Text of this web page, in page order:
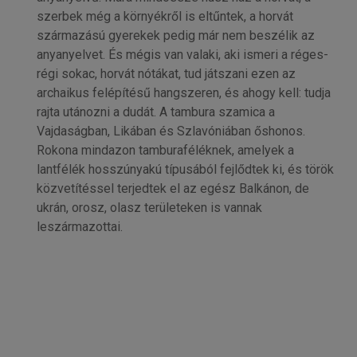
szerbek még a környékről is eltűntek, a horvát
származású gyerekek pedig már nem beszélik az
anyanyelvet. És mégis van valaki, aki ismeri a réges-
régi sokac, horvát nótákat, tud játszani ezen az
archaikus felépítésű hangszeren, és ahogy kell: tudja
rajta utánozni a dudát. A tambura szamica a
Vajdaságban, Likában és Szlavóniában őshonos.
Rokona mindazon tamburaféléknek, amelyek a
lantfélék hosszúnyakú típusából fejlődtek ki, és török
közvetítéssel terjedtek el az egész Balkánon, de
ukrán, orosz, olasz területeken is vannak
leszármazottai.